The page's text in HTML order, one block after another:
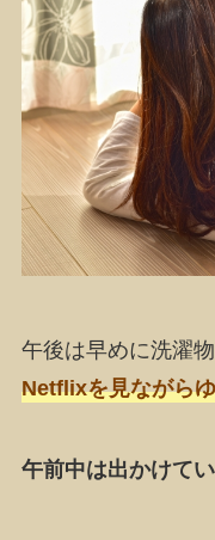
午後は早めに洗濯物
Netflixを見ながら
午前中は出かけて